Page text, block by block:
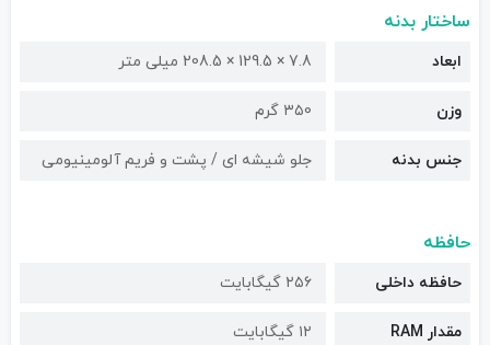
ساختار بدنه
ابعاد 7.8 × 129.5 × 208.5 میلی متر
وزن ۳۵0 گرم
جنس بدنه جلو شیشه ای / پشت و فریم آلومینیومی
حافظه
حافظه داخلی ۲۵۶ گیگابایت
مقدار RAM ۱۲ گیگابایت